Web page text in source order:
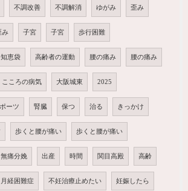
不調改善 不調解消 ゆがみ 歪み
み 子宮 子宮 歩行困難
知恵袋 高齢者の運動 腰の痛み 腰の痛み
こころの病気 大阪城東 2025
ーツ 腎臓 保つ 治る きっかけ
歩くと腰が痛い 歩くと腰が痛い
無痛分娩 出産 時間 関目高殿 高齢
月経困難症 不妊治療止めたい 妊娠したら